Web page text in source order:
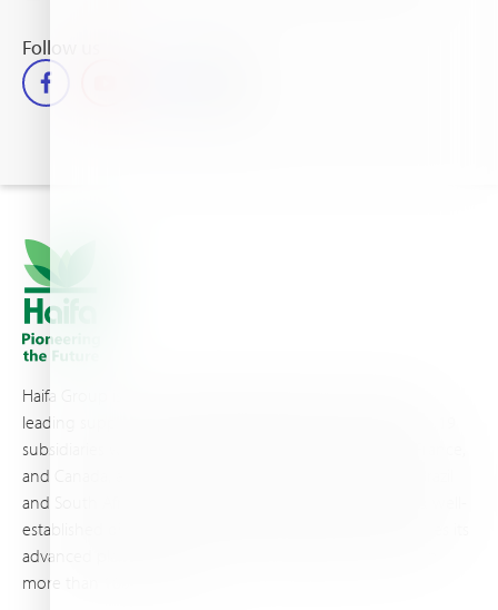
Follow us
Haifa Group is a multi-national corporation and a global
leading supplier of specialty fertilizers, operating through 19
subsidiaries worldwide, with production sites in Israel, France,
and Canada, as well as proprietary blending facilities in Brazil
and South Africa. Backed by extensive infrastructure and well-
established distribution and logistics networks, Haifa makes its
advanced plant nutrition solutions available to growers in
more than 100 countries.